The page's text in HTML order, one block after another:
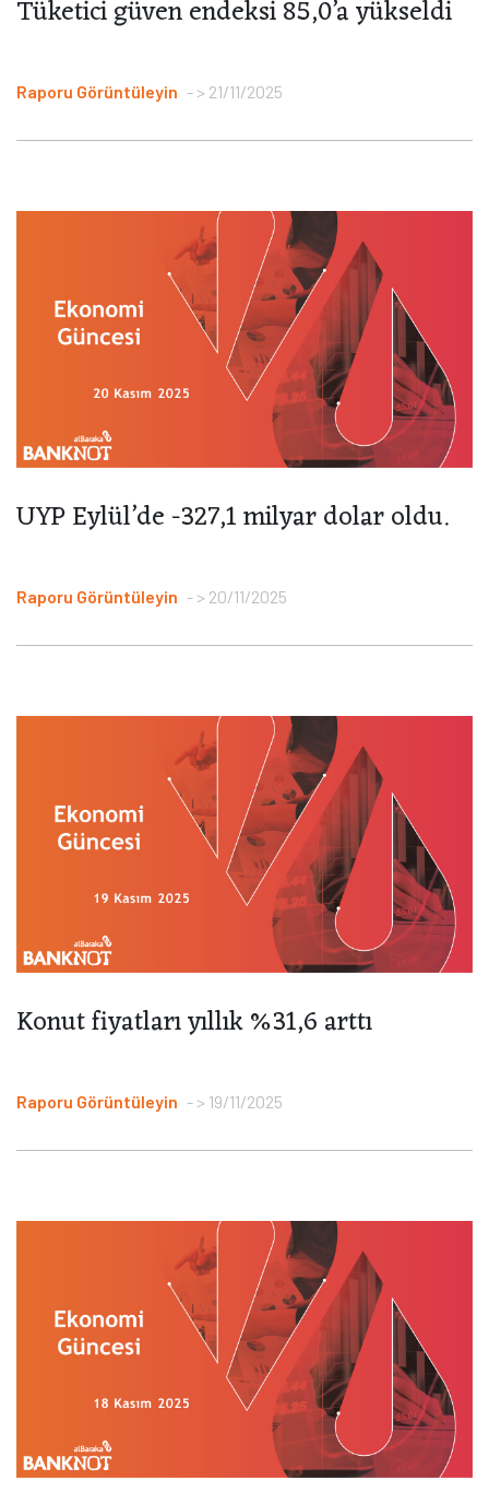
Tüketici güven endeksi 85,0’a yükseldi
Raporu Görüntüleyin > 21/11/2025
UYP Eylül’de -327,1 milyar dolar oldu.
Raporu Görüntüleyin > 20/11/2025
Konut fiyatları yıllık %31,6 arttı
Raporu Görüntüleyin > 19/11/2025